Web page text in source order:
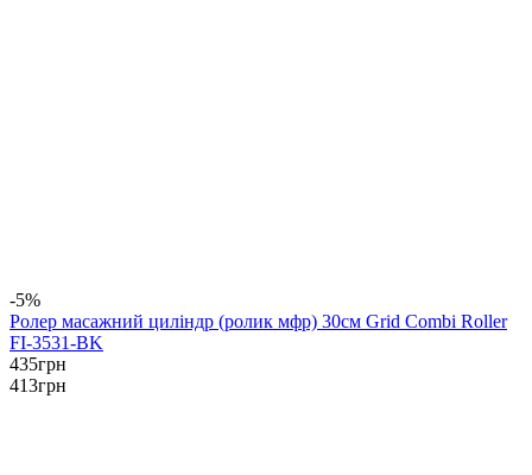
-5%
Ролер масажний циліндр (ролик мфр) 30см Grid Combi Roller
FI-3531-BK
435грн
413грн